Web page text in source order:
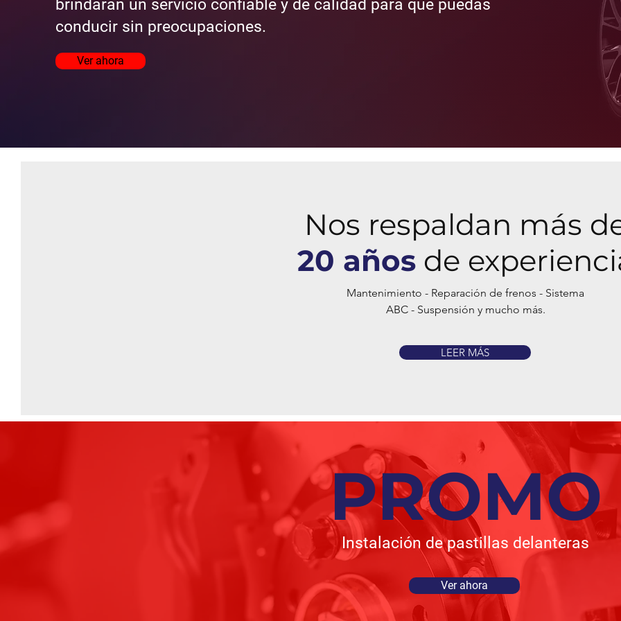
brindarán un servicio confiable y de calidad para que puedas
conducir sin preocupaciones.
Ver ahora
Nos respaldan más
20 añosde
Mantenimiento - Reparación de frenos - Sistema
ABC - Suspensión y mucho más.
LEER MÁS
PROMO
Instalación de pastillas delanteras
Ver ahora